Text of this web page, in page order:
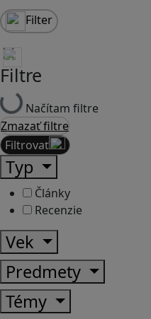
Filter
Filtre
Načítam filtre
Zmazať filtre
Filtrovať
Typ
Články
Recenzie
Vek
Predmety
Témy